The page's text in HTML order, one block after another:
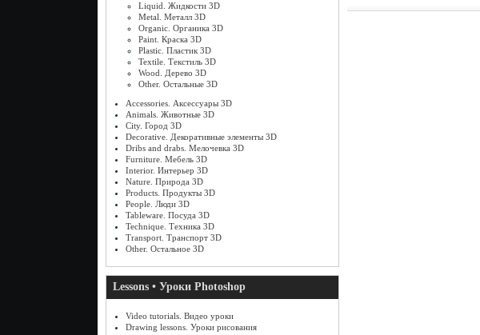
Liquid. Жидкости 3D
Metal. Металл 3D
Organic. Органика 3D
Paint. Краска 3D
Plastic. Пластик 3D
Textile. Текстиль 3D
Wood. Дерево 3D
Other. Остальные 3D
Accessories. Аксессуары 3D
Animals. Животные 3D
City. Город 3D
Decorative. Декоративные элементы 3D
Dribs and drabs. Мелочевка 3D
Furniture. Мебель 3D
Interior. Интерьер 3D
Nature. Природа 3D
Products. Продукты 3D
People. Люди 3D
Tableware. Посуда 3D
Technique. Техника 3D
Transport. Транспорт 3D
Other. Остальное 3D
Lessons • Уроки Photoshop
Video tutorials. Видео уроки
Drawing lessons. Уроки рисования